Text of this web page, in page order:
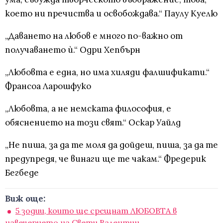
което ни пречиства и освобождава.“ Паулу Куелю
„Даването на любов е много по-важно от
получаването ѝ.“ Одри Хепбърн
„Любовта е една, но има хиляди фалшификати.“
Франсоа Ларошфуко
„Любовта, а не немската философия, е
обяснението на този свят.“ Оскар Уайлд
„Не пиша, за да те моля да дойдеш, пиша, за да те
предупредя, че винаги ще те чакам.“ Фредерик
Бегбеде
Виж още:
5 зодии, които ще срещнат ЛЮБОВТА в